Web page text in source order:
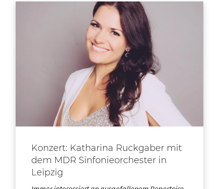
Konzert: Katharina Ruckgaber mit
dem MDR Sinfonieorchester in
Leipzig